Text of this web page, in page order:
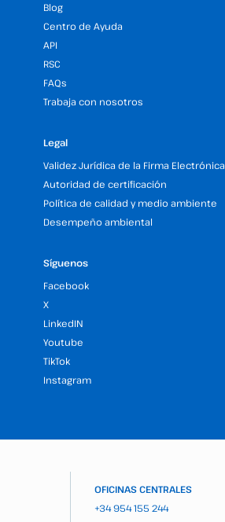
Blog
Centro de Ayuda
API
RSC
FAQs
Trabaja con nosotros
Legal
Validez Jurídica de la Firma Electrónica
Autoridad de certificación
Política de calidad y medio ambiente
Desempeño ambiental
Síguenos
Facebook
X
LinkedIN
Youtube
TikTok
Instagram
OFICINAS CENTRALES
+34 954 155 244